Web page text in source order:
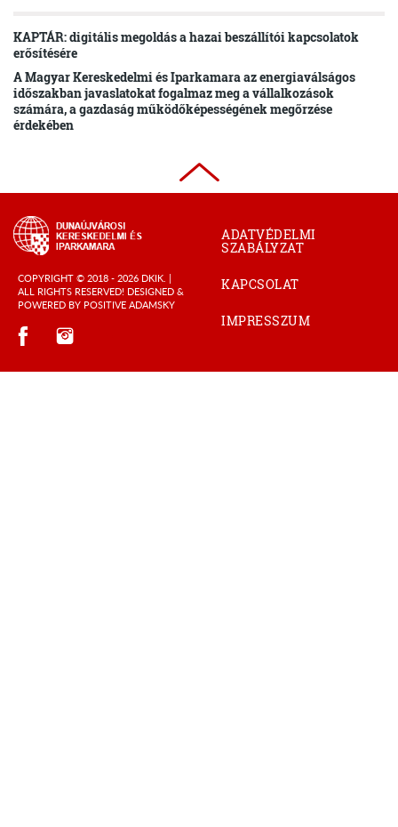
KAPTÁR: digitális megoldás a hazai beszállítói kapcsolatok
erősítésére
A Magyar Kereskedelmi és Iparkamara az energiaválságos
időszakban javaslatokat fogalmaz meg a vállalkozások
számára, a gazdaság működőképességének megőrzése
érdekében
COPYRIGHT © 2018 - 2026 DKIK. |
ALL RIGHTS RESERVED! DESIGNED &
POWERED BY POSITIVE ADAMSKY
ADATVÉDELMI
SZABÁLYZAT
KAPCSOLAT
IMPRESSZUM